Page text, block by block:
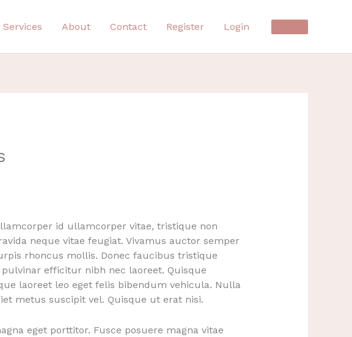
Services About Contact Register Login
id ullamcorper vitae, tristique non
neque vitae feugiat. Vivamus auctor semper
rhoncus mollis. Donec faucibus tristique
efficitur nibh nec laoreet. Quisque
laoreet leo eget felis bibendum vehicula. Nulla
metus suscipit vel. Quisque ut erat nisi.
eget porttitor. Fusce posuere magna vitae